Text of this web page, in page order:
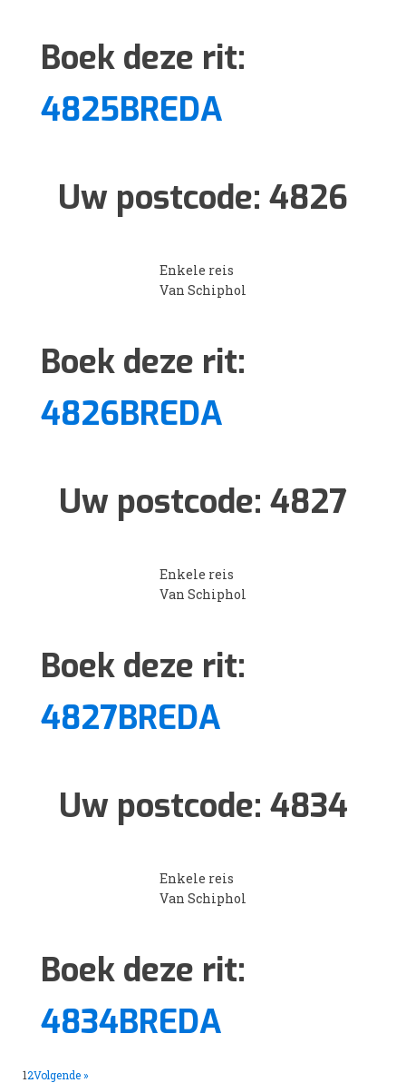
Boek deze rit:
4825BREDA
Uw postcode: 4826
Enkele reis
Van Schiphol
Boek deze rit:
4826BREDA
Uw postcode: 4827
Enkele reis
Van Schiphol
Boek deze rit:
4827BREDA
Uw postcode: 4834
Enkele reis
Van Schiphol
Boek deze rit:
4834BREDA
12Volgende »